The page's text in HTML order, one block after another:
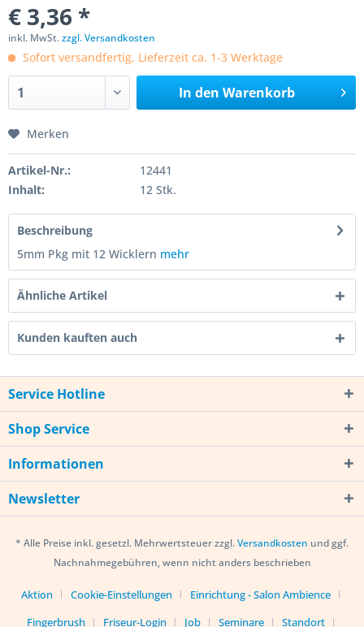
€ 3,36 *
inkl. MwSt.zzgl. Versandkosten
Sofort versandfertig, Lieferzeit ca. 1-3 Werktage
In den Warenkorb
Merken
Artikel-Nr.:
12441
Inhalt:
12 Stk.
Beschreibung
5mm Pkg mit 12 Wicklern mehr
Ähnliche Artikel
Kunden kauften auch
Service Hotline
Shop Service
Informationen
Newsletter
* Alle Preise inkl. gesetzl. Mehrwertsteuer zzgl.Versandkosten und ggf.
Nachnahmegebühren, wenn nicht anders beschrieben
Aktion Cookie-Einstellungen
Einrichtung - Salon Ambience
Fingerbrush
Friseur-Login Job Seminare Standort